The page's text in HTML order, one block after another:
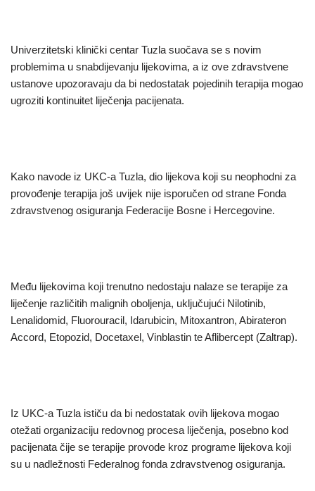
Univerzitetski klinički centar Tuzla suočava se s novim
problemima u snabdijevanju lijekovima, a iz ove zdravstvene
ustanove upozoravaju da bi nedostatak pojedinih terapija mogao
ugroziti kontinuitet liječenja pacijenata.
Kako navode iz UKC-a Tuzla, dio lijekova koji su neophodni za
provođenje terapija još uvijek nije isporučen od strane Fonda
zdravstvenog osiguranja Federacije Bosne i Hercegovine.
Među lijekovima koji trenutno nedostaju nalaze se terapije za
liječenje različitih malignih oboljenja, uključujući Nilotinib,
Lenalidomid, Fluorouracil, Idarubicin, Mitoxantron, Abirateron
Accord, Etopozid, Docetaxel, Vinblastin te Aflibercept (Zaltrap).
Iz UKC-a Tuzla ističu da bi nedostatak ovih lijekova mogao
otežati organizaciju redovnog procesa liječenja, posebno kod
pacijenata čije se terapije provode kroz programe lijekova koji
su u nadležnosti Federalnog fonda zdravstvenog osiguranja.